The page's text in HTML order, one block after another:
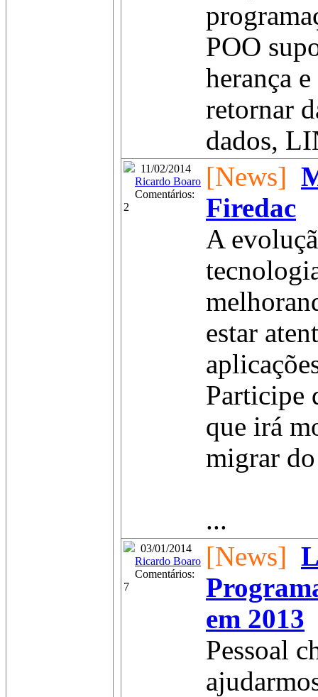
POO
herança
retornar
dados,
11/02/2014
Ricardo Boaro
Comentários:
2
[News]
Firedac
A
estar
Participe
que irá
migrar
...
03/01/2014
Ricardo Boaro
Comentários:
7
[News]
em 2013
Pessoal